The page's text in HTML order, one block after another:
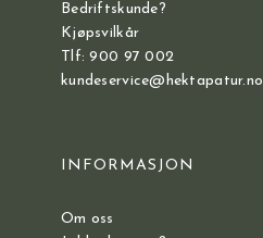
Bedriftskunde?
Kjøpsvilkår
Tlf: 900 97 002
kundeservice@hektapatur.no
INFORMASJON
Om oss